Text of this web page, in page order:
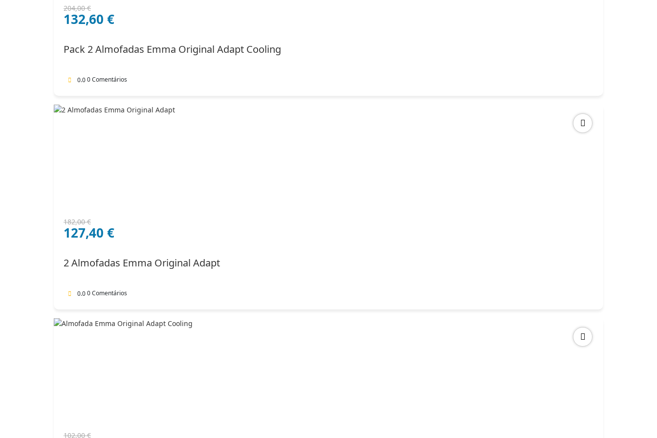
204,00€
O
preço
204,00 €.
132,60 €
O
preço
132,60 €.
Pack 2 Almofadas Emma Original Adapt Cooling
0.00 Comentários
182,00€
O
preço
182,00 €.
127,40 €
O
preço
127,40 €.
2 Almofadas Emma Original Adapt
0.00 Comentários
102,00€